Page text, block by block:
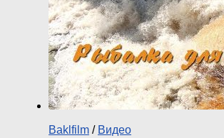
Baklfilm / Видео